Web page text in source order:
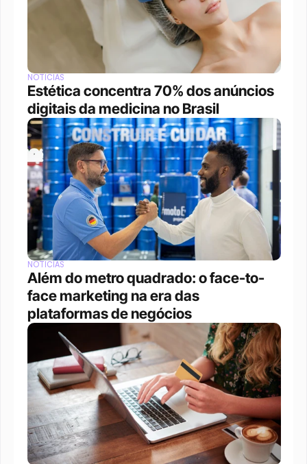
NOTÍCIAS
Estética concentra 70% dos anúncios
digitais da medicina no Brasil
NOTÍCIAS
Além do metro quadrado: o face-to-
face marketing na era das
plataformas de negócios